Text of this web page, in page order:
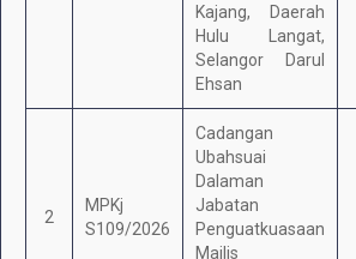
Kajang, Daerah
Hulu Langat,
Selangor Darul
Ehsan
2
MPKj
S109/2026
Cadangan
Ubahsuai
Dalaman
Jabatan
Penguatkuasaan
Majlis